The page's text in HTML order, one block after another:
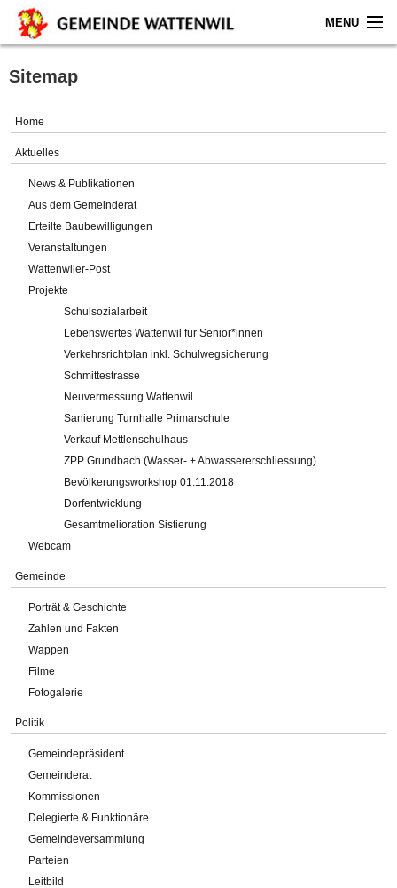
MENU
Home
Gemeinde
Verwaltung
Online-Service
Impressum
Sitemap
Home
Aktuelles
News & Publikationen
Aus dem Gemeinderat
Erteilte Baubewilligungen
Veranstaltungen
Wattenwiler-Post
Projekte
Schulsozialarbeit
Lebenswertes Wattenwil für Senior*innen
Verkehrsrichtplan inkl. Schulwegsicherung
Schmittestrasse
Neuvermessung Wattenwil
Sanierung Turnhalle Primarschule
Verkauf Mettlenschulhaus
ZPP Grundbach (Wasser- + Abwassererschliessung)
Bevölkerungsworkshop 01.11.2018
Dorfentwicklung
Gesamtmelioration Sistierung
Webcam
Gemeinde
Porträt & Geschichte
Zahlen und Fakten
Wappen
Filme
Fotogalerie
Politik
Gemeindepräsident
Gemeinderat
Kommissionen
Delegierte & Funktionäre
Gemeindeversammlung
Parteien
Leitbild